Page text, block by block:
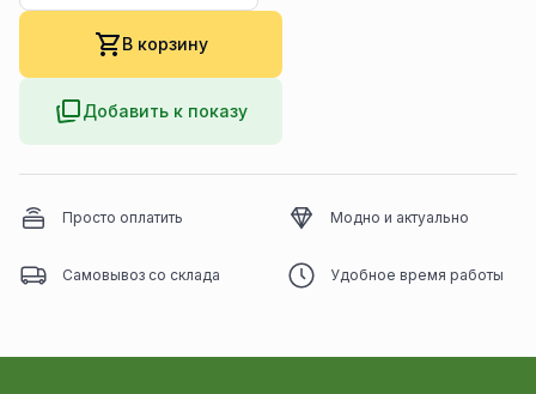
В корзину
Добавить к показу
Просто оплатить Модно и актуально
Самовывоз со склада Удобное время работы